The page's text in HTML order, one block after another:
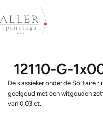
12110-G-
De klassieker onder de Solitaire
geelgoud met een witgouden
van 0,03 ct.